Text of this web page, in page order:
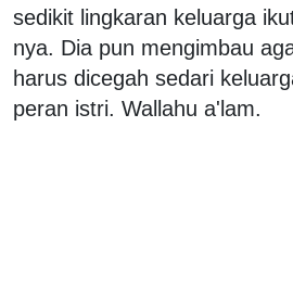
sedikit lingkaran keluarga
nya. Dia pun mengimbau
harus dicegah sedari
peran istri. Wallahu a'lam.